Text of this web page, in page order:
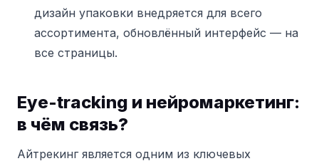
дизайн упаковки внедряется для всего
ассортимента, обновлённый интерфейс — на
все страницы.
Eye-tracking и нейромаркетинг:
в чём связь?
Айтрекинг является одним из ключевых